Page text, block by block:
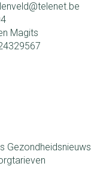
telenet.be
Magits
Gezondheidsnieuws